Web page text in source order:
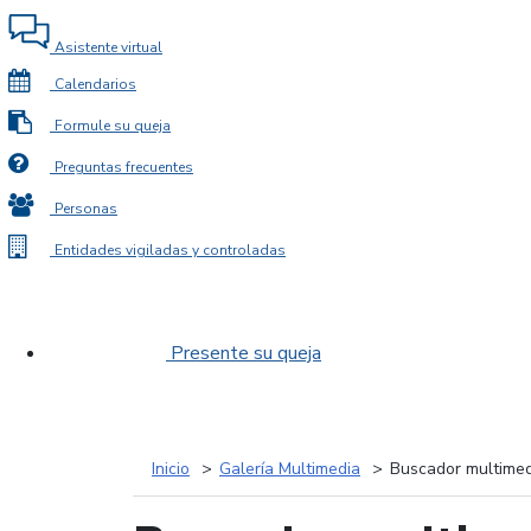
Asistente virtual
Calendarios
Formule su queja
Preguntas frecuentes
Personas
Entidades vigiladas y controladas
Presente su queja
Inicio Galería Multimedia Buscador